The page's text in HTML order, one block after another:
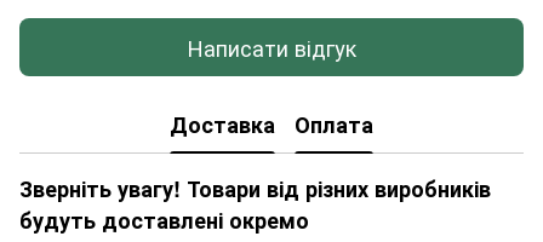
Написати відгук
Доставка Оплата
Зверніть увагу! Товари від різних виробників
будуть доставлені окремо